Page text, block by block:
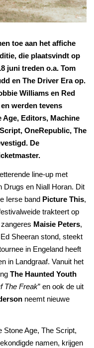
toe aan het affiche
die plaatsvindt op
juni treden o.a. Tom
en The Driver Era op.
Williams en Red
werden tevens
Age, Editors, Machine
OneRepublic, The
De
line-up met
Drugs en Niall Horan. Dit
Ierse band Picture This,
trakteert op
Maisie Peters,
Sheeran stond, steekt
in Engeland heeft
in Landgraaf. Vanuit het
The Haunted Youth
The Freak” en ook de uit
neemt nieuwe
Stone Age, The Script,
namen, krijgen